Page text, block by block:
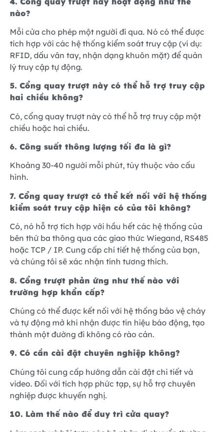
nào?
Mỗi cửa cho phép một người đi qua. Nó có thể được
tích hợp với các hệ thống kiểm soát truy cập (ví dụ:
RFID, dấu vân tay, nhận dạng khuôn mặt) để quản
lý truy cập tự động.
5. Cổng quay trượt này có thể hỗ trợ truy cập
hai chiều không?
Có, cổng quay trượt này có thể hỗ trợ truy cập một
chiều hoặc hai chiều.
6. Công suất thông lượng tối đa là gì?
Khoảng 30-40 người mỗi phút, tùy thuộc vào cấu
hình.
7. Cổng quay trượt có thể kết nối với hệ thống
kiểm soát truy cập hiện có của tôi không?
Có, nó hỗ trợ tích hợp với hầu hết các hệ thống của
bên thứ ba thông qua các giao thức Wiegand, RS485
hoặc TCP / IP. Cung cấp chi tiết hệ thống của bạn,
và chúng tôi sẽ xác nhận tính tương thích.
8. Cổng trượt phản ứng như thế nào với
trường hợp khẩn cấp?
Chúng có thể được kết nối với hệ thống bảo vệ cháy
và tự động mở khi nhận được tín hiệu báo động, tạo
thành một đường đi không có rào cản.
9. Có cần cài đặt chuyên nghiệp không?
Chúng tôi cung cấp hướng dẫn cài đặt chi tiết và
video. Đối với tích hợp phức tạp, sự hỗ trợ chuyên
nghiệp được khuyến nghị.
10. Làm thế nào để duy trì cửa quay?